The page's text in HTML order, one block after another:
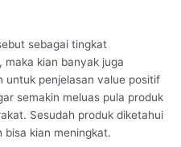
sebagai tingkat
maka kian banyak juga
untuk penjelasan value positif
semakin meluas pula produk
Sesudah produk diketahui
bisa kian meningkat.